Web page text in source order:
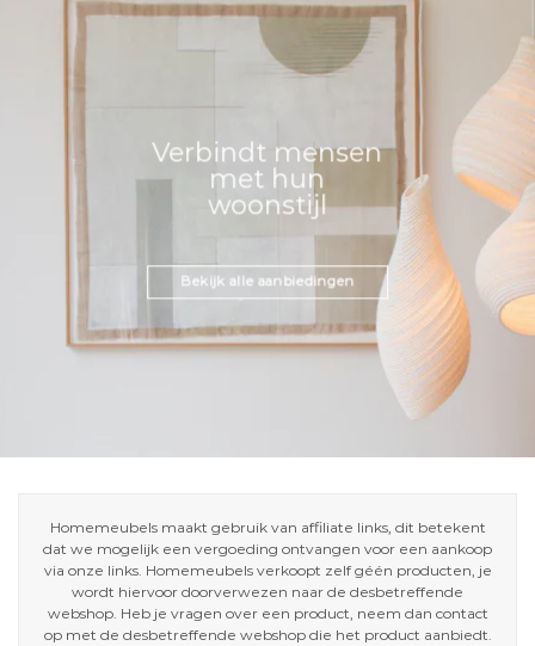
Verbindt mensen
met hun
woonstijl
Bekijk alle aanbiedingen
Homemeubels maakt gebruik van affiliate links, dit betekent
dat we mogelijk een vergoeding ontvangen voor een aankoop
via onze links. Homemeubels verkoopt zelf géén producten, je
wordt hiervoor doorverwezen naar de desbetreffende
webshop. Heb je vragen over een product, neem dan contact
op met de desbetreffende webshop die het product aanbiedt.